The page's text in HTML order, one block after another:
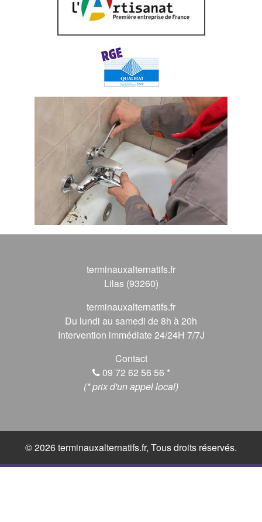
terminauxalternatifs.fr
Lilas (93260)
terminauxalternatifs.fr
Du lundi au samedi de 8h à 20h
Intervention immédiate 24/24H 7/7J
Contact
09 72 62 56 56 *
(* prix d'un appel local)
© 2026 terminauxalternatifs.fr, Tous droits réservés.